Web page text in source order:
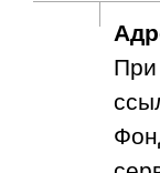
При